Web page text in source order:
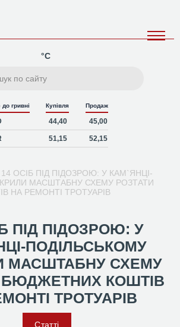
°C
до гривні Купівля Продаж
44,40 45,00
51,15 52,15
14 ОСІБ ПІД ПІДОЗРОЮ: У КАМ`ЯНЦІ-
МАСШТАБНУ СХЕМУ РОЗТАТИ
НА РЕМОНТІ ТРОТУАРІВ
ПІД ПІДОЗРОЮ: У
ПОДІЛЬСЬКОМУ
МАСШТАБНУ СХЕМУ
БЮДЖЕТНИХ КОШТІВ
ТРОТУАРІВ
Статті